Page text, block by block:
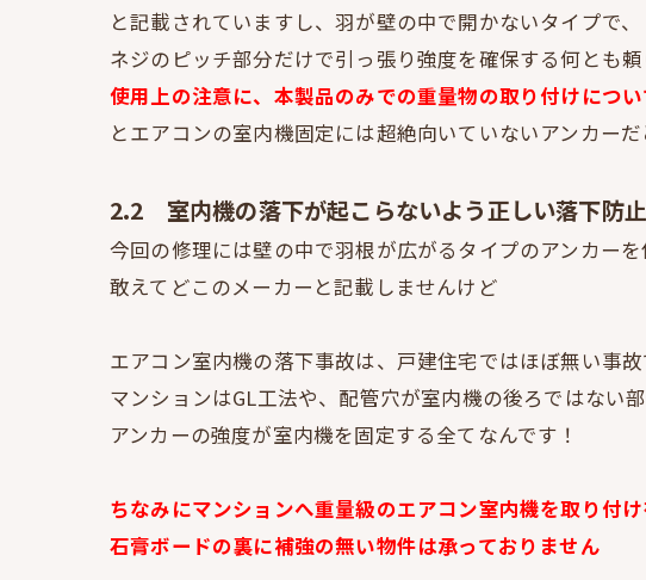
と記載されていますし、羽が壁の中で開かないタイプで、
ネジのピッチ部分だけで引っ張り強度を確保する何とも
使用上の注意に、本製品のみでの重量物の取り付けにつ
とエアコンの室内機固定には超絶向いていないアンカー
2.2 室内機の落下が起こらないよう正しい落下防
今回の修理には壁の中で羽根が広がるタイプのアンカー
敢えてどこのメーカーと記載しませんけど
エアコン室内機の落下事故は、戸建住宅ではほぼ無い事故
マンションはGL工法や、配管穴が室内機の後ろではない部
アンカーの強度が室内機を固定する全てなんです！
ちなみにマンションへ重量級のエアコン室内機を取り付け
石膏ボードの裏に補強の無い物件は承っておりません